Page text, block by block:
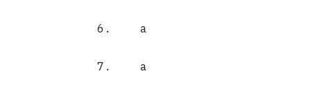
6. a
7. a